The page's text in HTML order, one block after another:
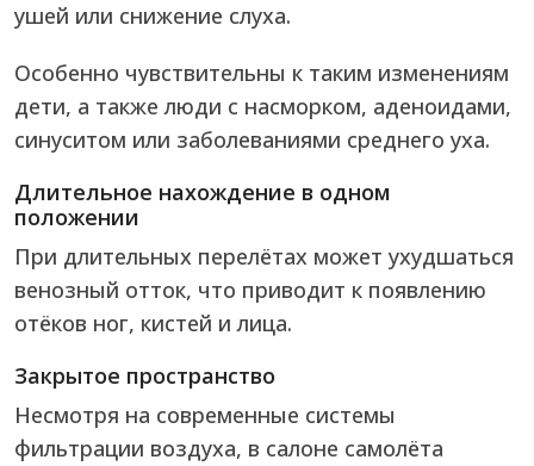
ушей или снижение слуха.
Особенно чувствительны к таким изменениям
дети, а также люди с насморком, аденоидами,
синуситом или заболеваниями среднего уха.
Длительное нахождение в одном
положении
При длительных перелётах может ухудшаться
венозный отток, что приводит к появлению
отёков ног, кистей и лица.
Закрытое пространство
Несмотря на современные системы
фильтрации воздуха, в салоне самолёта